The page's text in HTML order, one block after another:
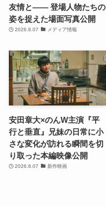
友情と―― 登場人物たちの
姿を捉えた場面写真公開
2026.8.07 メディア情報
安田章大×のんW主演『平
行と垂直』兄妹の日常に小
さな変化が訪れる瞬間を切
り取った本編映像公開
2026.8.07 新作映画